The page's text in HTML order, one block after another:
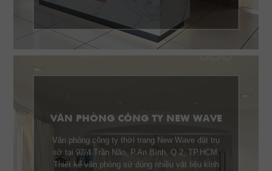
VĂN PHÒNG CÔNG TY NEW WAVE
Văn phòng công ty thời trang New Wave đặt trụ
sở tại 97/4 Trần Não, P.An Bình, Q.2, TP.HCM.
Thiết kế văn phòng sử dùng nhiều vật liệu kính